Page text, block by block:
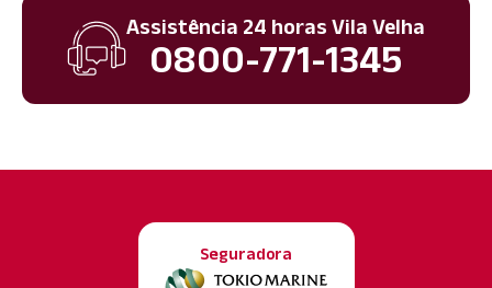
Assistência 24 horas Vila Velha
0800-771-1345
Seguradora